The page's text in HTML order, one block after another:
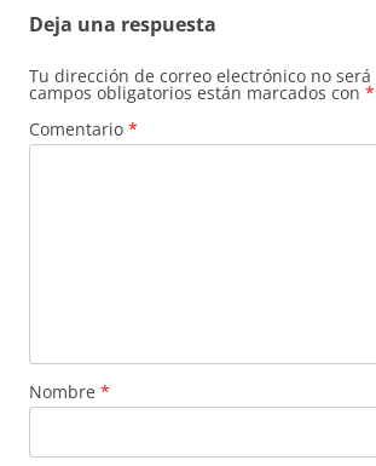
Deja una respuesta
Tu dirección de correo electrónico no
campos obligatorios están marcados con *
Comentario *
Nombre *